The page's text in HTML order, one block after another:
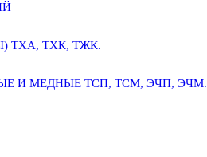
ТХА, ТХК, ТЖК.
И МЕДНЫЕ ТСП, ТСМ, ЭЧП, ЭЧМ.